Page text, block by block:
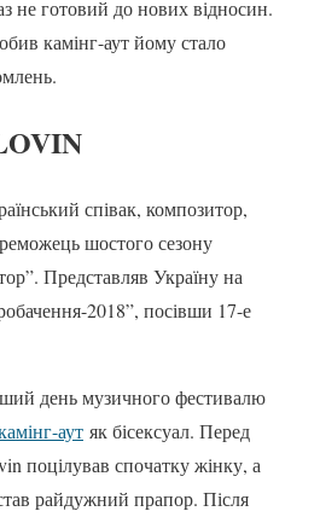
не готовий до нових відносин.
камінг-аут йому стало
співак, композитор,
шостого сезону
Представляв Україну на
2018”, посівши 17-е
день музичного фестивалю
аут як бісексуал. Перед
поцілував спочатку жінку, а
райдужний прапор. Після